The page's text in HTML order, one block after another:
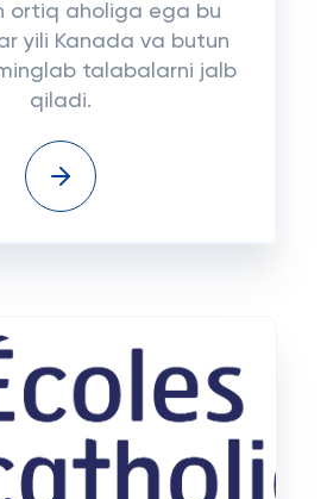
ortiq aholiga ega bu
yili Kanada va butun
talabalarni jalb
qiladi.